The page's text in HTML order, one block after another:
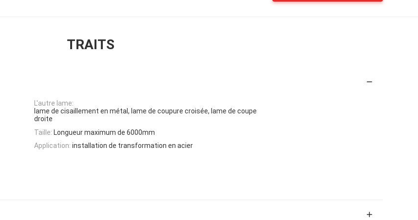
TRAITS
L'autre lame:
lame de cisaillement en métal, lame de coupure croisée, lame de coupe
droite
Taille: Longueur maximum de 6000mm
Application: installation de transformation en acier